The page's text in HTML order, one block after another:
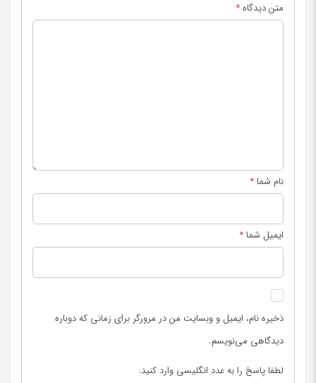
متن دیدگاه*
نام شما*
ایمیل شما*
ذخیره نام، ایمیل و وبسایت من در مرورگر برای زمانی که دوباره
دیدگاهی می‌نویسم.
لطفا پاسخ را به عدد انگلیسی وارد کنید: